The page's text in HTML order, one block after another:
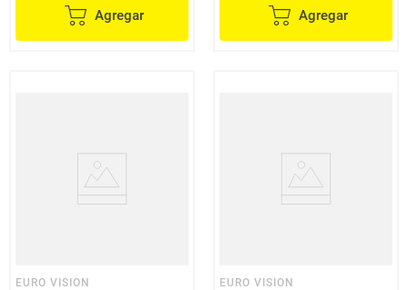
Agregar Agregar
EURO VISION EURO VISION